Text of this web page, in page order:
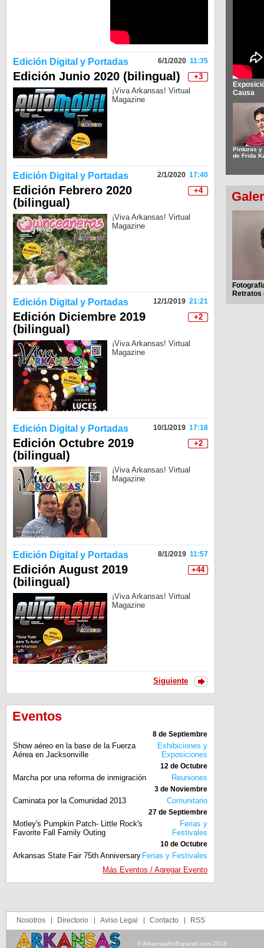
Edición Digital y Portadas 6/1/2020 11:35
+3
Edición Junio 2020 (bilingual)
¡Viva Arkansas! Virtual
Magazine
Edición Digital y Portadas 2/1/2020 17:40
+4
Edición Febrero 2020
(bilingual)
¡Viva Arkansas! Virtual
Magazine
Edición Digital y Portadas 12/1/2019 21:21
+2
Edición Diciembre 2019
(bilingual)
¡Viva Arkansas! Virtual
Magazine
Edición Digital y Portadas 10/1/2019 17:18
+2
Edición Octubre 2019
(bilingual)
¡Viva Arkansas! Virtual
Magazine
Edición Digital y Portadas 8/1/2019 11:57
+44
Edición August 2019
(bilingual)
¡Viva Arkansas! Virtual
Magazine
Siguiente
Eventos
8 de Septiembre
Show aéreo en la base de la Fuerza
Aérea en Jacksonville
Exhibiciones y
Exposiciones
12 de Octubre
Marcha por una reforma de inmigración Reuniones
3 de Noviembre
Caminata por la Comunidad 2013 Comunitario
27 de Septiembre
Motley's Pumpkin Patch- Little Rock's
Favorite Fall Family Outing
Ferias y
Festivales
10 de Octubre
Arkansas State Fair 75th Anniversary Ferias y Festivales
Más Eventos / Agregar Evento
Causa
Pinturas y
de Frida
Retratos
Nosotros Directorio Aviso Legal Contacto RSS
© ArkansasEnEspanol.com 2013